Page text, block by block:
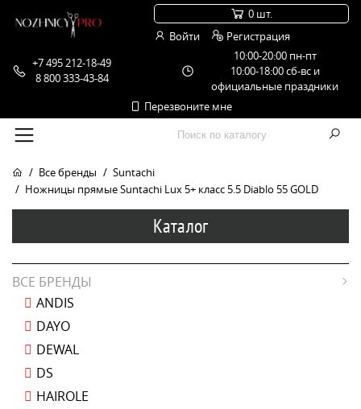
+7 495 212-18-49
8 800 333-43-84
10:00-20:00 пн-пт
10:00-18:00 сб-вс и
официальные праздники
Перезвоните мне
0 шт.
Войти
Регистрация
Все бренды
Suntachi
Ножницы прямые Suntachi Lux 5+ класс 5.5 Diablo 55 GOLD
Каталог
ВСЕ БРЕНДЫ
ANDIS
DAYO
DEWAL
DS
HAIROLE